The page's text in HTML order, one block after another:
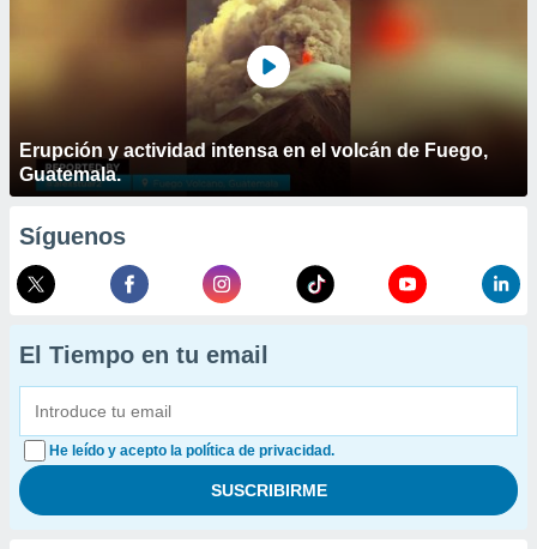
Erupción y actividad intensa en el volcán de Fuego,
Guatemala.
Síguenos
El Tiempo en tu email
He leído y acepto la política de privacidad.